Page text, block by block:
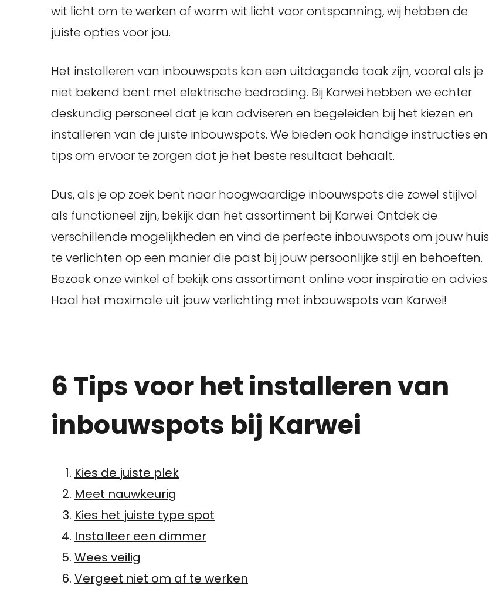
wit licht om te werken of warm wit licht voor ontspanning, wij hebben de
juiste opties voor jou.
Het installeren van inbouwspots kan een uitdagende taak zijn, vooral als je
niet bekend bent met elektrische bedrading. Bij Karwei hebben we echter
deskundig personeel dat je kan adviseren en begeleiden bij het kiezen en
installeren van de juiste inbouwspots. We bieden ook handige instructies en
tips om ervoor te zorgen dat je het beste resultaat behaalt.
Dus, als je op zoek bent naar hoogwaardige inbouwspots die zowel stijlvol
als functioneel zijn, bekijk dan het assortiment bij Karwei. Ontdek de
verschillende mogelijkheden en vind de perfecte inbouwspots om jouw huis
te verlichten op een manier die past bij jouw persoonlijke stijl en behoeften.
Bezoek onze winkel of bekijk ons assortiment online voor inspiratie en advies.
Haal het maximale uit jouw verlichting met inbouwspots van Karwei!
6 Tips voor het installeren van
inbouwspots bij Karwei
Kies de juiste plek
Meet nauwkeurig
Kies het juiste type spot
Installeer een dimmer
Wees veilig
Vergeet niet om af te werken